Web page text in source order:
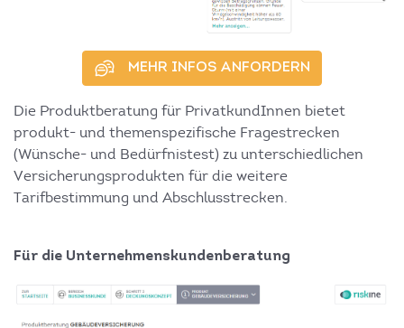
MEHR INFOS ANFORDERN
Die Produktberatung für PrivatkundInnen bietet
produkt- und themenspezifische Fragestrecken
(Wünsche- und Bedürfnistest) zu unterschiedlichen
Versicherungsprodukten für die weitere
Tarifbestimmung und Abschlusstrecken.
Für die Unternehmenskundenberatung